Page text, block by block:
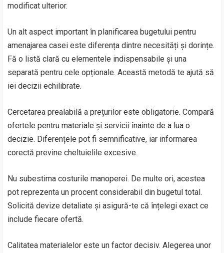
modificat ulterior.
Un alt aspect important în planificarea bugetului pentru
amenajarea casei este diferența dintre necesități și dorințe.
Fă o listă clară cu elementele indispensabile și una
separată pentru cele opționale. Această metodă te ajută să
iei decizii echilibrate.
Cercetarea prealabilă a prețurilor este obligatorie. Compară
ofertele pentru materiale și servicii înainte de a lua o
decizie. Diferențele pot fi semnificative, iar informarea
corectă previne cheltuielile excesive.
Nu subestima costurile manoperei. De multe ori, acestea
pot reprezenta un procent considerabil din bugetul total.
Solicită devize detaliate și asigură-te că înțelegi exact ce
include fiecare ofertă.
Calitatea materialelor este un factor decisiv. Alegerea unor